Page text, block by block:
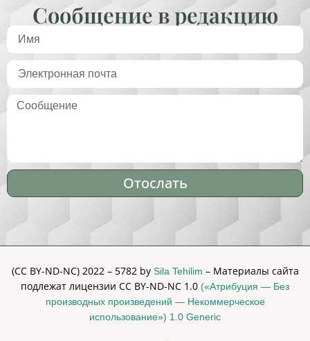
Сообщение в редакцию
Отослать
(CC BY-ND-NC) 2022 – 5782 by Sila Tehilim – Материалы сайта
подлежат лицензии CC BY-ND-NC 1.0 («Атрибуция — Без
производных произведений — Некоммерческое
использование») 1.0 Generic